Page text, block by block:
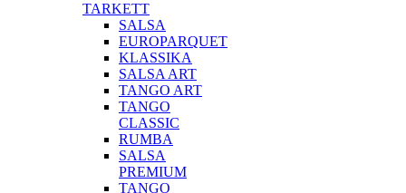
TARKETT
SALSA
EUROPARQUET
KLASSIKA
SALSA ART
TANGO ART
TANGO
CLASSIC
RUMBA
SALSA
PREMIUM
TANGO